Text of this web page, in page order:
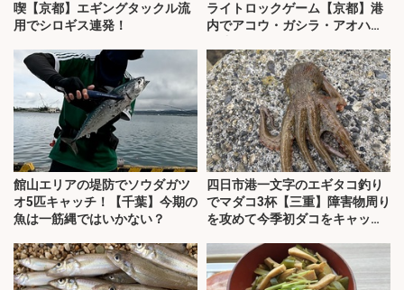
喫【京都】エギングタックル流
用でシロギス連発！
ライトロックゲーム【京都】港
内でアコウ・ガシラ・アオハタ
館山エリアの堤防でソウダガツ
オ5匹キャッチ！【千葉】今期の
魚は一筋縄ではいかない？
四日市港一文字のエギタコ釣り
でマダコ3杯【三重】障害物周り
を攻めて今季初ダコをキャッ